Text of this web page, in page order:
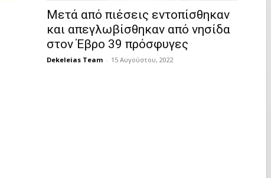
Μετά από πιέσεις εντοπίσθηκαν
και απεγλωβίσθηκαν από νησίδα
στον Έβρο 39 πρόσφυγες
Dekeleias Team - 15 Αυγούστου, 2022